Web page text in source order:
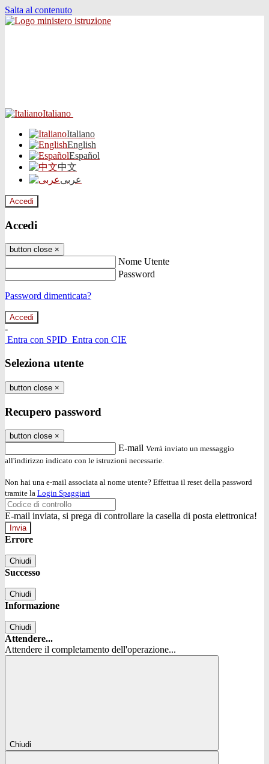
Salta al contenuto
Italiano
Italiano
English
Español
中文
عربى
Accedi
Accedi
button close ×
Nome Utente
Password
Password dimenticata?
-
Entra con SPID Entra con CIE
Seleziona utente
button close ×
Recupero password
button close ×
E-mail Verrà inviato un messaggio
all'indirizzo indicato con le istruzioni necessarie.
Non hai una e-mail associata al nome utente? Effettua il reset della password
tramite la Login Spaggiari
E-mail inviata, si prega di controllare la casella di posta elettronica!
Errore
Chiudi
Successo
Chiudi
Informazione
Chiudi
Attendere...
Attendere il completamento dell'operazione...
Chiudi